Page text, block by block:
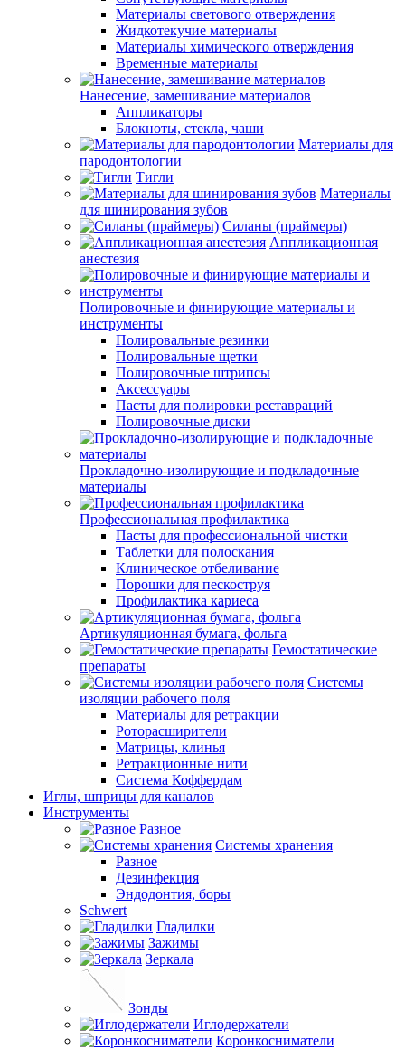
Материалы светового отверждения
Жидкотекучие материалы
Материалы химического отверждения
Временные материалы
Нанесение, замешивание материалов
Аппликаторы
Блокноты, стекла, чаши
Материалы для
пародонтологии
Тигли
Материалы
для шинирования зубов
Силаны (праймеры)
Аппликационная
анестезия
Полировочные и финирующие материалы и
инструменты
Полировальные резинки
Полировальные щетки
Полировочные штрипсы
Аксессуары
Пасты для полировки реставраций
Полировочные диски
Прокладочно-изолирующие и подкладочные
материалы
Профессиональная профилактика
Пасты для профессиональной чистки
Таблетки для полоскания
Клиническое отбеливание
Порошки для пескоструя
Профилактика кариеса
Артикуляционная бумага, фольга
Гемостатические
препараты
Системы
изоляции рабочего поля
Материалы для ретракции
Роторасширители
Матрицы, клинья
Ретракционные нити
Система Коффердам
Иглы, шприцы для каналов
Инструменты
Разное
Системы хранения
Разное
Дезинфекция
Эндодонтия, боры
Schwert
Гладилки
Зажимы
Зеркала
Зонды
Иглодержатели
Коронкосниматели